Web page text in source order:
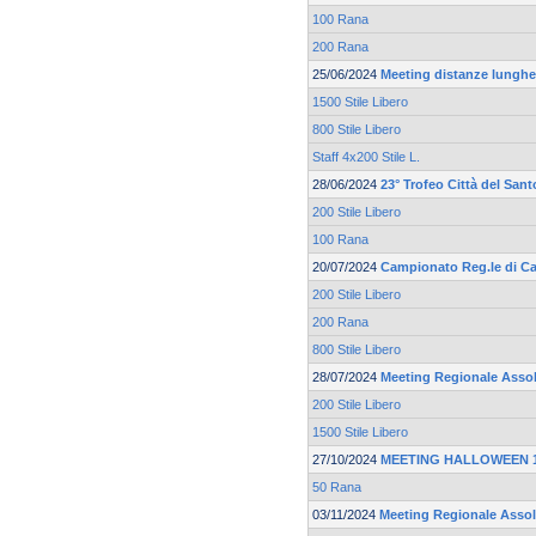
100 Rana
200 Rana
25/06/2024 Meeting distanze
1500 Stile Libero
800 Stile Libero
Staff 4x200 Stile L.
28/06/2024 23° Trofeo Città del
200 Stile Libero
100 Rana
20/07/2024 Campionato Reg.le di
200 Stile Libero
200 Rana
800 Stile Libero
28/07/2024 Meeting Regionale
200 Stile Libero
1500 Stile Libero
27/10/2024 MEETING HALLOWEEN
50 Rana
03/11/2024 Meeting Regionale